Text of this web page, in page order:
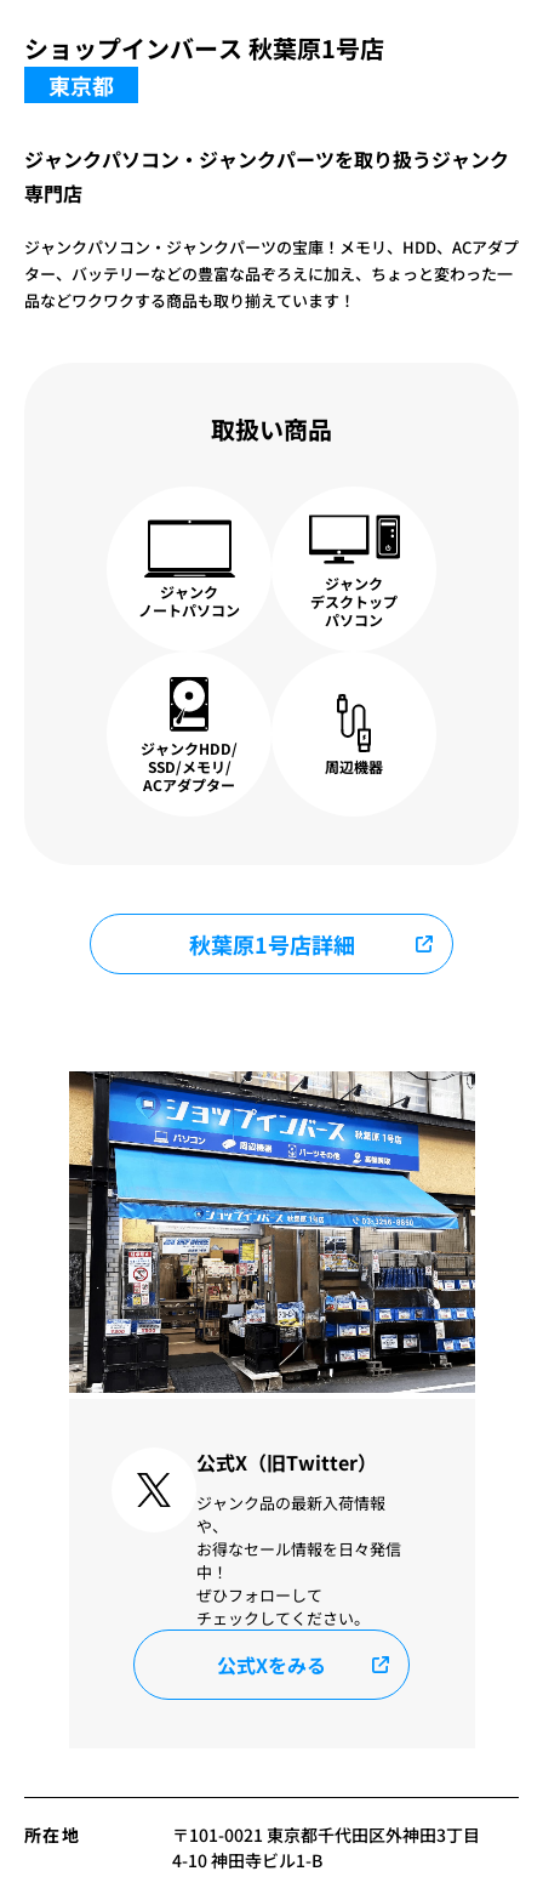
ショップインバース 秋葉原1号店
東京都
ジャンクパソコン・ジャンクパーツを取り扱うジャンク
専門店
ジャンクパソコン・ジャンクパーツの宝庫！メモリ、HDD、ACアダプ
ター、バッテリーなどの豊富な品ぞろえに加え、ちょっと変わった一
品などワクワクする商品も取り揃えています！
取扱い商品
ジャンク
ノートパソコン
ジャンク
デスクトップ
パソコン
ジャンクHDD/
SSD/メモリ/
ACアダプター
周辺機器
秋葉原1号店詳細
公式X（旧Twitter）
ジャンク品の最新入荷情報
や、
お得なセール情報を日々発信
中！
ぜひフォローして
チェックしてください。
公式Xをみる
所在地
〒101-0021 東京都千代田区外神田3丁目
4-10 神田寺ビル1-B